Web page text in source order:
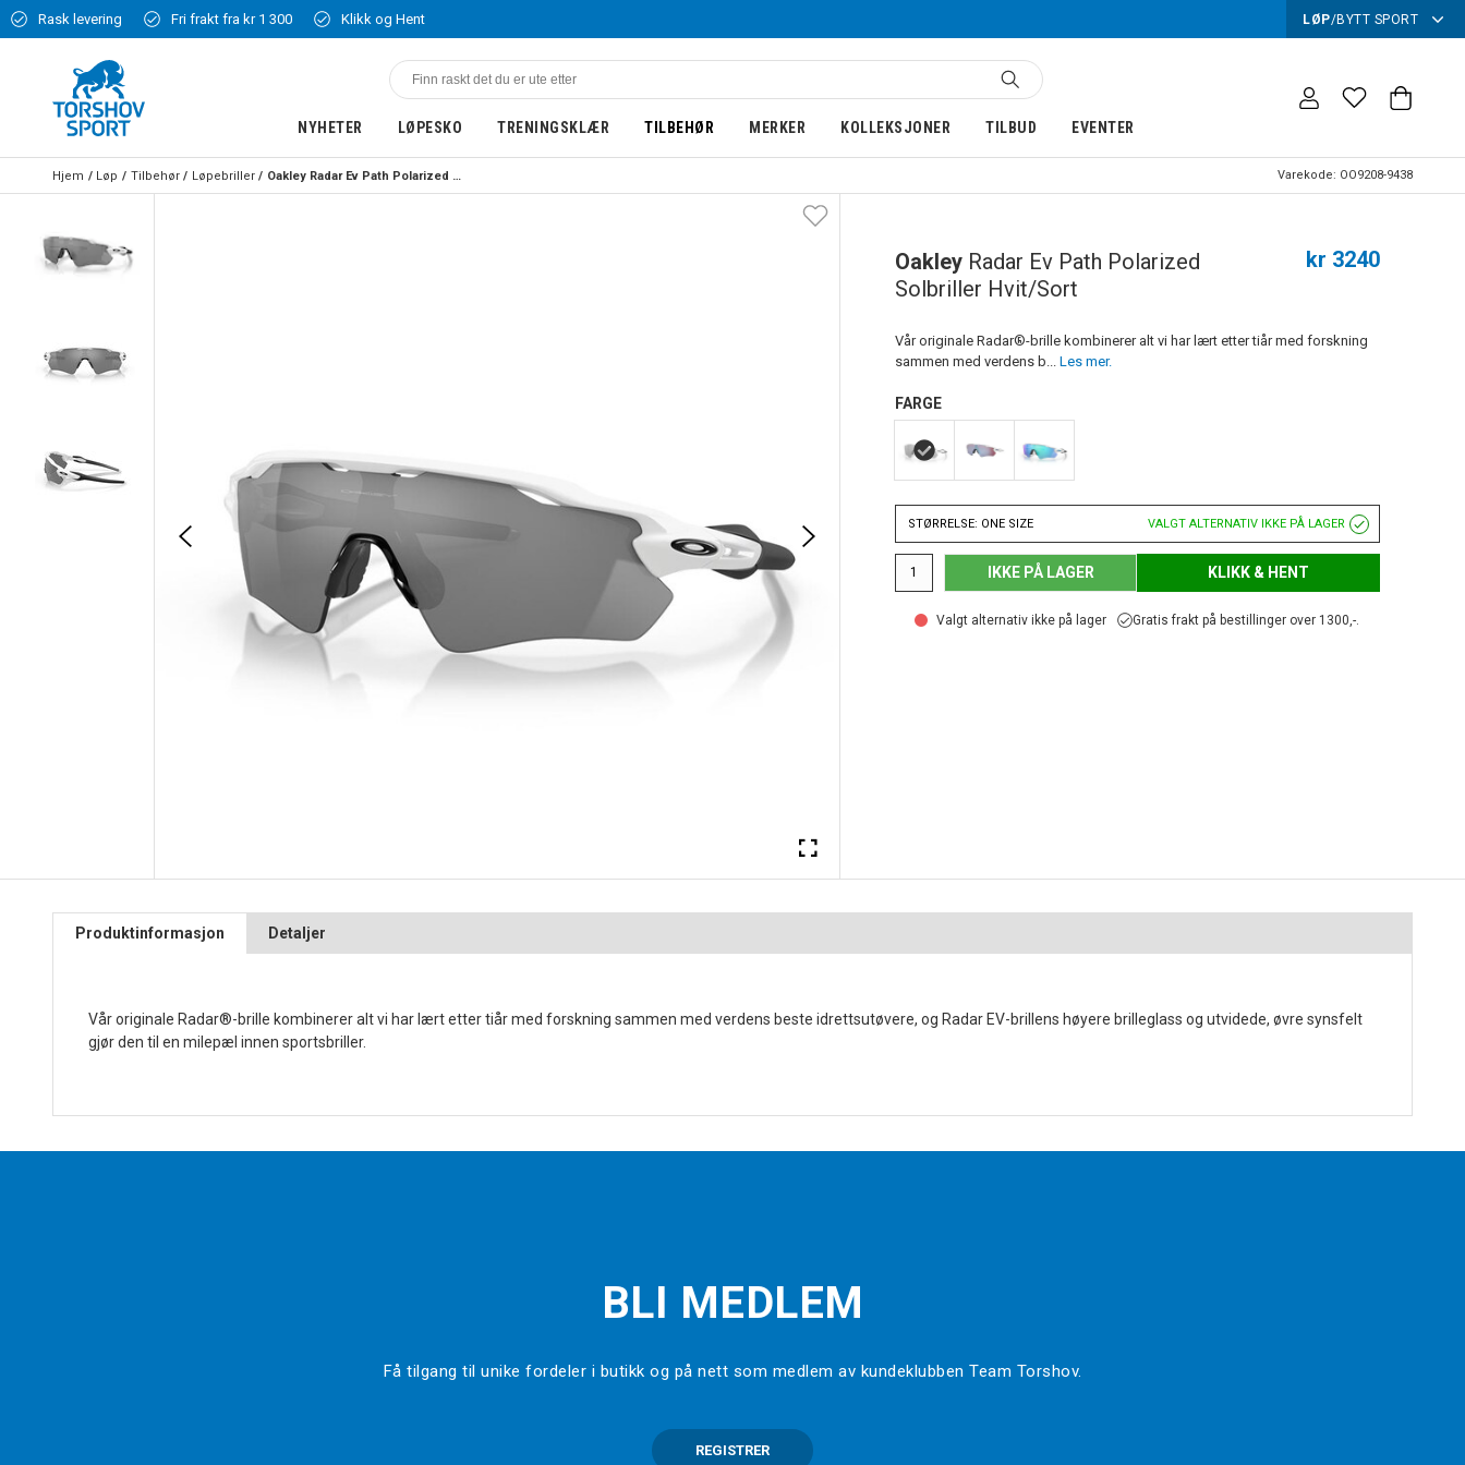
Rask levering Fri frakt fra kr 1 300 Klikk og Hent LØP/BYTT SPORT
NYHETER LØPESKO TRENINGSKLÆR TILBEHØR MERKER KOLLEKSJONER TILBUD EVENTER
Hjem Løp Tilbehør Løpebriller Oakley Radar Ev Path Polarized Solbriller Hvit/Sort Varekode: OO9208-9438
Oakley Radar Ev Path Polarized
Solbriller Hvit/Sort
kr 3240
Vår originale Radar®-brille kombinerer alt vi har lært etter tiår med forskning
sammen med verdens b... Les mer.
FARGE
STØRRELSE: ONE SIZE VALGT ALTERNATIV IKKE PÅ LAGER
IKKE PÅ LAGER KLIKK & HENT
Valgt alternativ ikke på lager Gratis frakt på bestillinger over 1300,-.
Produktinformasjon Detaljer
Vår originale Radar®-brille kombinerer alt vi har lært etter tiår med forskning sammen med verdens beste idrettsutøvere, og Radar EV-brillens høyere brilleglass og utvidede, øvre synsfelt
gjør den til en milepæl innen sportsbriller.
BLI MEDLEM
Få tilgang til unike fordeler i butikk og på nett som medlem av kundeklubben Team Torshov.
REGISTRER